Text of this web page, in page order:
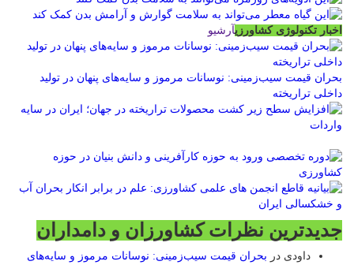
اخبار تکنولوژی کشاورزیآرشیو
بحران قیمت سیب‌زمینی: نوسانات مرموز و سایه‌های پنهان در تولید
داخلی تراریخته
جدیدترین نظرات کشاورزان و دامداران
داودی در بحران قیمت سیب‌زمینی: نوسانات مرموز و سایه‌های